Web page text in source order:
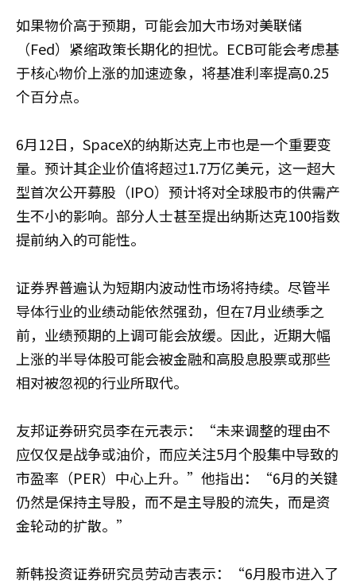
如果物价高于预期，可能会加大市场对美联储
（Fed）紧缩政策长期化的担忧。ECB可能会考虑基
于核心物价上涨的加速迹象，将基准利率提高0.25
个百分点。
6月12日，SpaceX的纳斯达克上市也是一个重要变
量。预计其企业价值将超过1.7万亿美元，这一超大
型首次公开募股（IPO）预计将对全球股市的供需产
生不小的影响。部分人士甚至提出纳斯达克100指数
提前纳入的可能性。
证券界普遍认为短期内波动性市场将持续。尽管半
导体行业的业绩动能依然强劲，但在7月业绩季之
前，业绩预期的上调可能会放缓。因此，近期大幅
上涨的半导体股可能会被金融和高股息股票或那些
相对被忽视的行业所取代。
友邦证券研究员李在元表示：“未来调整的理由不
应仅仅是战争或油价，而应关注5月个股集中导致的
市盈率（PER）中心上升。”他指出：“6月的关键
仍然是保持主导股，而不是主导股的流失，而是资
金轮动的扩散。”
新韩投资证券研究员劳动吉表示：“6月股市进入了